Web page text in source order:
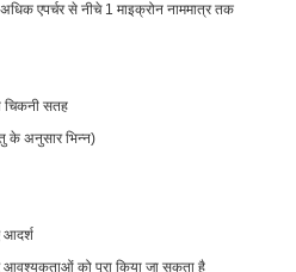
एपर्चर से नीचे 1 माइक्रोन नाममात्र तक
चिकनी सतह
के अनुसार भिन्न)
आदर्श
आवश्यकताओं को पूरा किया जा सकता है